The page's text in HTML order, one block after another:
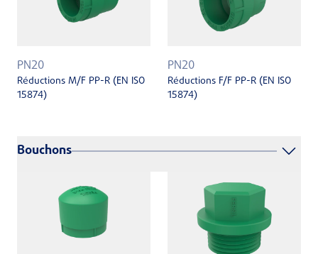
PN20
Réductions M/F PP-R (EN ISO
15874)
PN20
Réductions F/F PP-R (EN ISO
15874)
Bouchons